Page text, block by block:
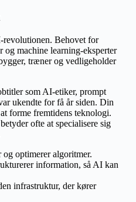
revolutionen. Behovet for
og machine learning-eksperter
træner og vedligeholder
som AI-etiker, prompt
ukendte for få år siden. Din
forme fremtidens teknologi.
ofte at specialisere sig
optimerer algoritmer.
information, så AI kan
infrastruktur, der kører